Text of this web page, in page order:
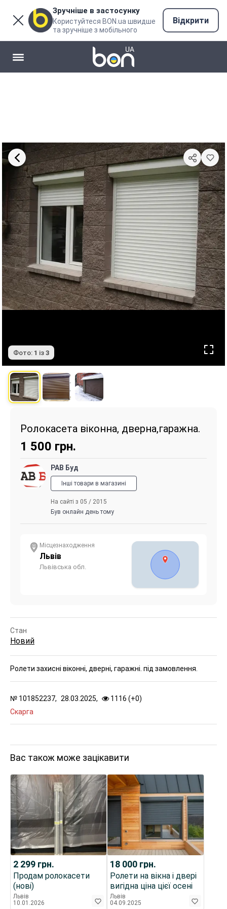
Зручніше в застосунку
Користуйтеся BON.ua швидше
та зручніше з мобільного
Відкрити
Фото: 1 із 3
Ролокасета віконна, дверна,гаражна.
1 500 грн.
РАВ Буд
Інші товари в магазині
На сайті з 05 / 2015
Був онлайн день тому
Місцезнаходження
Львів
Львівська обл.
Стан
Новий
Ролети захисні віконні, дверні, гаражні. під замовлення.
№ 101852237, 28.03.2025, 1116 (+0)
Скарга
Вас також може зацікавити
2 299 грн.
Продам ролокасети
(нові)
Львів
10.01.2026
18 000 грн.
Ролети на вікна і двері
вигідна ціна цієї осені
Львів
04.09.2025